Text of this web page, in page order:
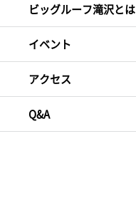
ビッグルーフ滝沢とは
イベント
アクセス
Q&A